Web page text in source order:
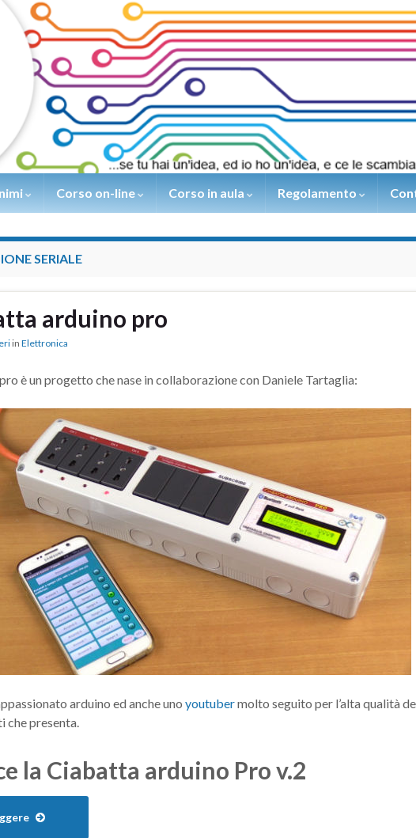
Corso on-line Corso in aula Regolamento
SERIALE
arduino pro
in Elettronica
è un progetto che nase in collaborazione con Daniele Tartaglia:
arduino ed anche uno youtubermolto seguito per l’alta qualità
che presenta.
la Ciabatta arduino Pro v.2